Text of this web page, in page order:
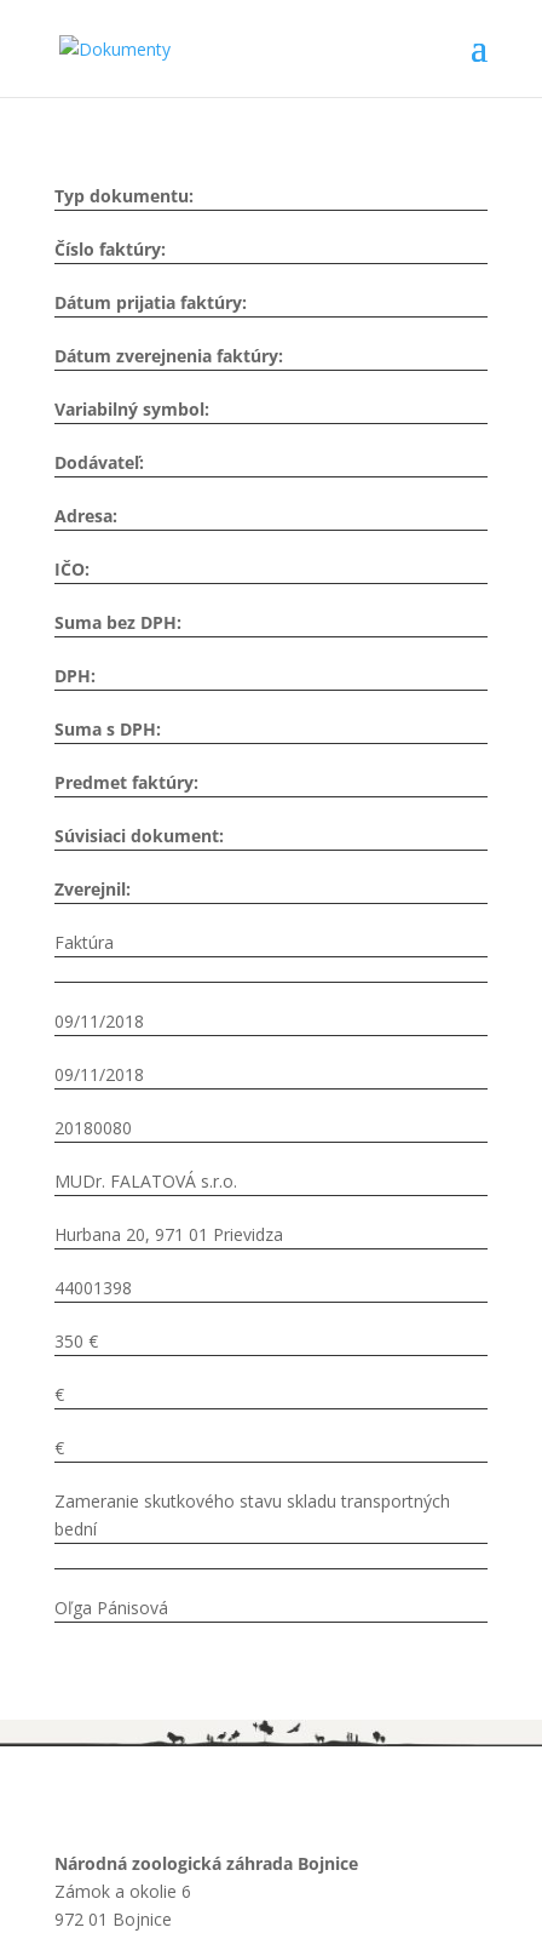
Typ dokumentu:
Číslo faktúry:
Dátum prijatia faktúry:
Dátum zverejnenia faktúry:
Variabilný symbol:
Dodávateľ:
Adresa:
IČO:
Suma bez DPH:
DPH:
Suma s DPH:
Predmet faktúry:
Súvisiaci dokument:
Zverejnil:
Faktúra
09/11/2018
09/11/2018
20180080
MUDr. FALATOVÁ s.r.o.
Hurbana 20, 971 01 Prievidza
44001398
350 €
€
€
Zameranie skutkového stavu skladu transportných
bední
Oľga Pánisová
Národná zoologická záhrada Bojnice
Zámok a okolie 6
972 01 Bojnice